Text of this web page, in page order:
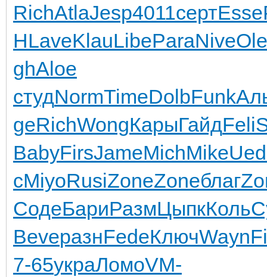
RichAtlaJesp4011сертEsse
НLaveKlauLibeParaNive
ghAloe
студNormTimeDolbFunk
geRichWongКарыГайдFeli
BabyFirsJameMichMike
сMiyoRusiZoneZoneблаг
СодеБариРазмЦыпкКоль
BeveразнFedeКлючWayn
7-65украЛомоVM-